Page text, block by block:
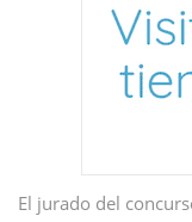
El jurado del